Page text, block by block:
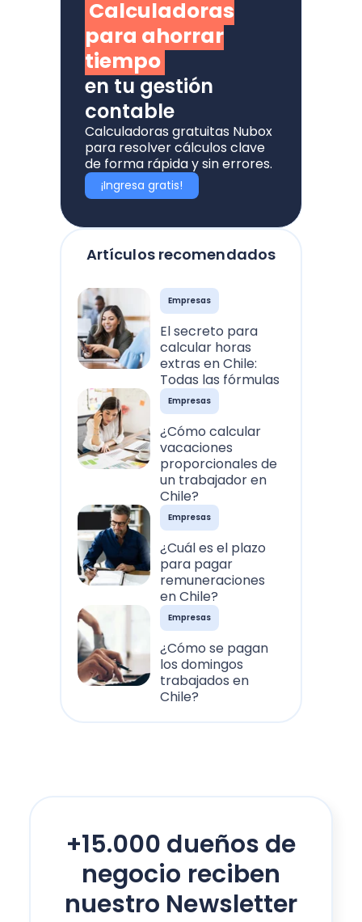
Artículos recomendados
Empresas
El secreto para
calcular horas
extras en Chile:
Todas las fórmulas
Empresas
¿Cómo calcular
vacaciones
proporcionales de
un trabajador en
Chile?
Empresas
¿Cuál es el plazo
para pagar
remuneraciones
en Chile?
Empresas
¿Cómo se pagan
los domingos
trabajados en
Chile?
Calculadoras
para ahorrar
tiempo
en tu gestión
contable
Calculadoras gratuitas Nubox
para resolver cálculos clave
de forma rápida y sin errores.
¡Ingresa gratis!
+15.000 dueños de
negocio reciben
nuestro Newsletter